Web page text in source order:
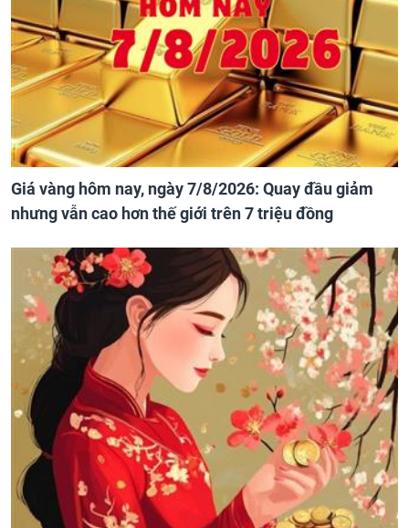
Giá vàng hôm nay, ngày 7/8/2026: Quay đầu giảm
nhưng vẫn cao hơn thế giới trên 7 triệu đồng